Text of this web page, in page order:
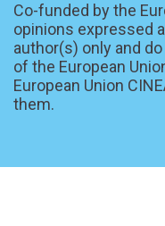
Co-funded by the
opinions expressed
author(s) only and
of the European
European Union
them.